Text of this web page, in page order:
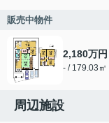
販売中物件
2,180万円
- / 179.03㎡
周辺施設